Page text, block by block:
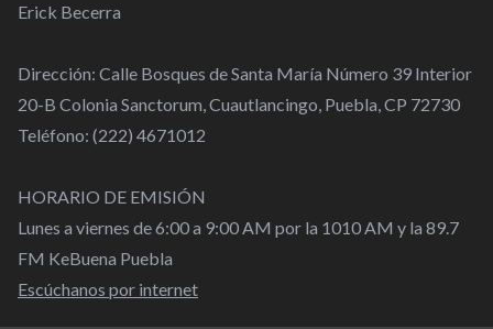
Erick Becerra
Dirección: Calle Bosques de Santa María Número 39 Interior
20-B Colonia Sanctorum, Cuautlancingo, Puebla, CP 72730
Teléfono: (222) 4671012
HORARIO DE EMISIÓN
Lunes a viernes de 6:00 a 9:00 AM por la 1010 AM y la 89.7
FM KeBuena Puebla
Escúchanos por internet